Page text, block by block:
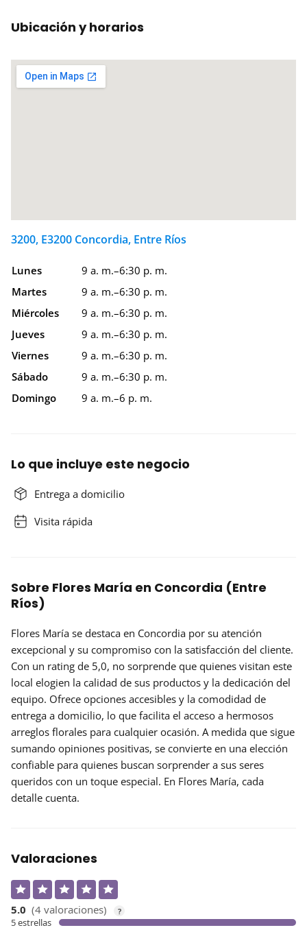
Ubicación y horarios
3200, E3200 Concordia, Entre Ríos
Lunes
9 a. m.–6:30 p. m.
Martes
9 a. m.–6:30 p. m.
Miércoles
9 a. m.–6:30 p. m.
Jueves
9 a. m.–6:30 p. m.
Viernes
9 a. m.–6:30 p. m.
Sábado
9 a. m.–6:30 p. m.
Domingo
9 a. m.–6 p. m.
Lo que incluye este negocio
Entrega a domicilio
Visita rápida
Sobre Flores María en Concordia (Entre
Ríos)
Flores María se destaca en Concordia por su atención
excepcional y su compromiso con la satisfacción del cliente.
Con un rating de 5,0, no sorprende que quienes visitan este
local elogien la calidad de sus productos y la dedicación del
equipo. Ofrece opciones accesibles y la comodidad de
entrega a domicilio, lo que facilita el acceso a hermosos
arreglos florales para cualquier ocasión. A medida que sigue
sumando opiniones positivas, se convierte en una elección
confiable para quienes buscan sorprender a sus seres
queridos con un toque especial. En Flores María, cada
detalle cuenta.
Valoraciones
5.0 (4 valoraciones) ?
5 estrellas